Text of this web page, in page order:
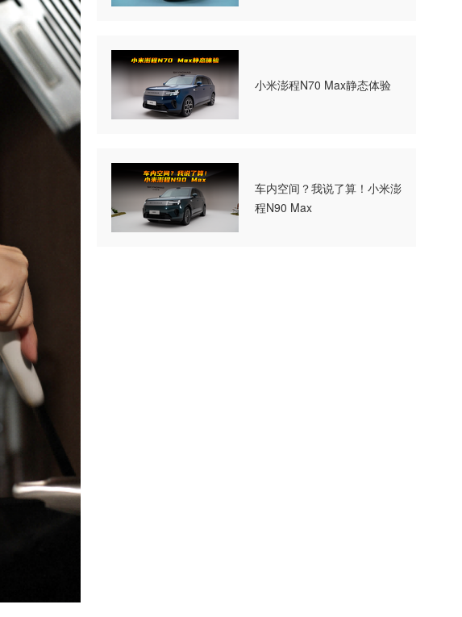
小米澎程N70 Max静态体验
车内空间？我说了算！小米澎
程N90 Max